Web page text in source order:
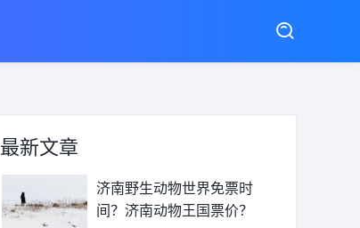
最新文章
济南野生动物世界免票时
间？济南动物王国票价？